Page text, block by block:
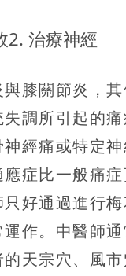
2. 治療神經
膝關節炎，
調所引起的
經痛或特定
症比一般痛
好通過進行
作。中醫師
天宗穴、風